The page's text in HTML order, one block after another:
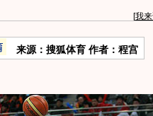
[我
来源：搜狐体育 作者：程宫